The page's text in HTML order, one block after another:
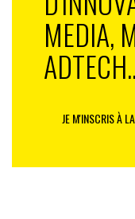
MEDIA,
JE M'INSCRIS À